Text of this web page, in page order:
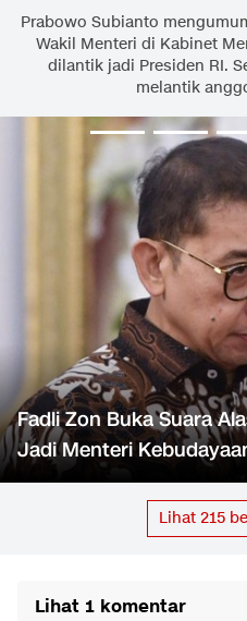
Prabowo Subianto
Wakil Menteri di Kabinet
dilantik jadi Presiden RI.
melantik
Fadli Zon Buka Suara
Jadi Menteri
Lihat 215
Lihat 1 komentar